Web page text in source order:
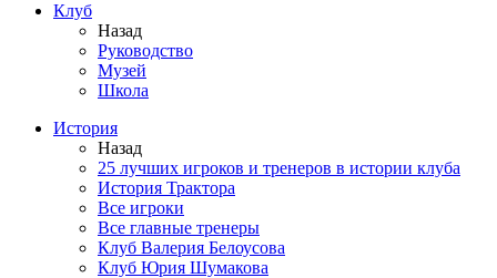
Клуб
Назад
Руководство
Музей
Школа
История
Назад
25 лучших игроков и тренеров в истории клуба
История Трактора
Все игроки
Все главные тренеры
Клуб Валерия Белоусова
Клуб Юрия Шумакова